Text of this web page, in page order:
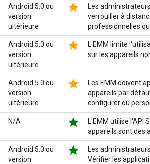
Android 5.0 ou
version
ultérieure
star
Les
verrouiller à
professionnelles
Android 5.0 ou
version
ultérieure
star
L'EMM limite
sur les appareils
Android 5.0 ou
version
ultérieure
star
Les EMM doivent
appareils par
configurer ou
N/A star
L'EMM utilise l'API
appareils sont des
Android 5.0 ou
version
star
Les
Vérifier les